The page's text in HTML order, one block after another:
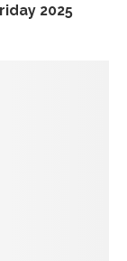
2025